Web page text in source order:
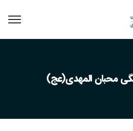
محبان المهدی(عج)